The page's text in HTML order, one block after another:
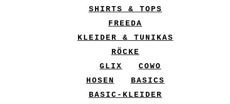
SHIRTS & TOPS
FREEDA
KLEIDER & TUNIKAS
RÖCKE
GLIX
COWO
HOSEN
BASICS
BASIC-KLEIDER